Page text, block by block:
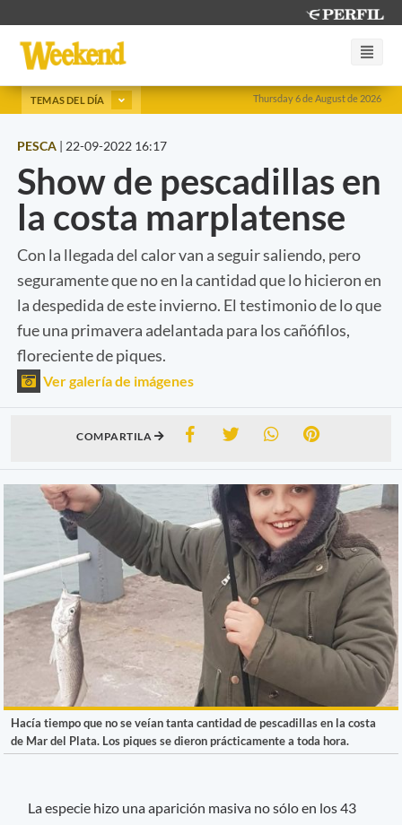
Thursday 6 de August de 2026
TEMAS DEL DÍA
PESCA | 22-09-2022 16:17
Show de pescadillas en
la costa marplatense
Con la llegada del calor van a seguir saliendo, pero
seguramente que no en la cantidad que lo hicieron en
la despedida de este invierno. El testimonio de lo que
fue una primavera adelantada para los cañófilos,
floreciente de piques.
Ver galería de imágenes
COMPARTILA
Hacía tiempo que no se veían tanta cantidad de pescadillas en la costa
de Mar del Plata. Los piques se dieron prácticamente a toda hora.
La especie hizo una aparición masiva no sólo en los 43